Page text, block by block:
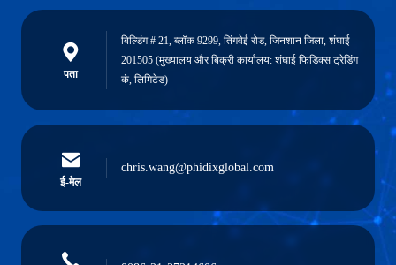
पता
बिल्डिंग # 21, ब्लॉक 9299, तिंगवेई रोड, जिनशान जिला, शंघाई
201505 (मुख्यालय और बिक्री कार्यालय: शंघाई फिडिक्स ट्रेडिंग
कं, लिमिटेड)
ई-मेल
chris.wang@phidixglobal.com